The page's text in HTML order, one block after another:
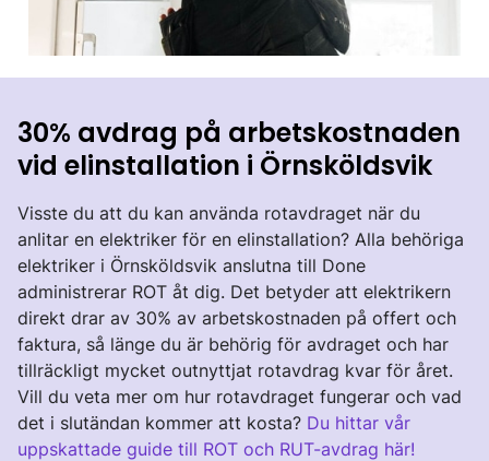
30% avdrag på arbetskostnaden
vid elinstallation i Örnsköldsvik
Visste du att du kan använda rotavdraget när du
anlitar en elektriker för en elinstallation? Alla behöriga
elektriker i Örnsköldsvik anslutna till Done
administrerar ROT åt dig. Det betyder att elektrikern
direkt drar av 30% av arbetskostnaden på offert och
faktura, så länge du är behörig för avdraget och har
tillräckligt mycket outnyttjat rotavdrag kvar för året.
Vill du veta mer om hur rotavdraget fungerar och vad
det i slutändan kommer att kosta? Du hittar vår
uppskattade guide till ROT och RUT-avdrag här!